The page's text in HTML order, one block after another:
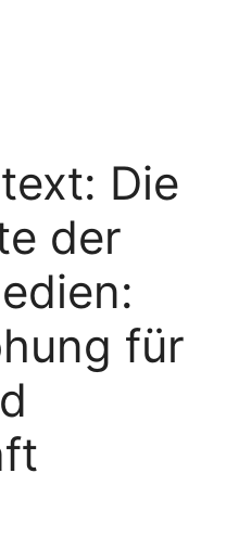
Die
der
für